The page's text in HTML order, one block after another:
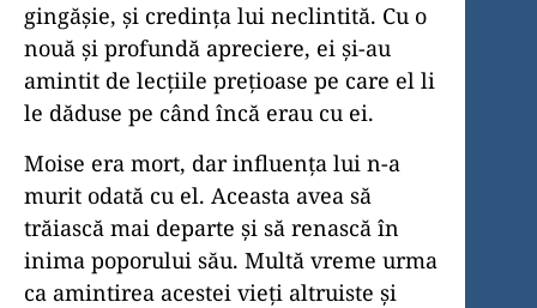
gingășie, și credința lui neclintită. Cu o
nouă și profundă apreciere, ei și-au
amintit de lecțiile prețioase pe care el li
le dăduse pe când încă erau cu ei.
Moise era mort, dar influența lui n-a
murit odată cu el. Aceasta avea să
trăiască mai departe și să renască în
inima poporului său. Multă vreme urma
ca amintirea acestei vieți altruiste și